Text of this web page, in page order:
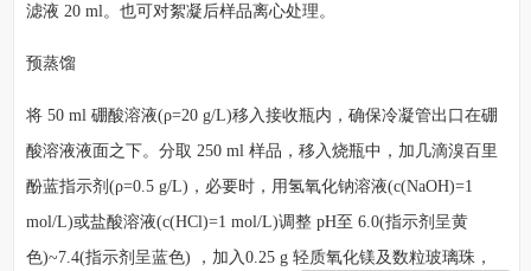
滤液 20 ml。也可对絮凝后样品离心处理。
预蒸馏
将 50 ml 硼酸溶液(ρ=20 g/L)移入接收瓶内，确保冷凝管出口在硼
酸溶液液面之下。分取 250 ml 样品，移入烧瓶中，加几滴溴百里
酚蓝指示剂(ρ=0.5 g/L)，必要时，用氢氧化钠溶液(c(NaOH)=1
mol/L)或盐酸溶液(c(HCl)=1 mol/L)调整 pH至 6.0(指示剂呈黄
色)~7.4(指示剂呈蓝色) ，加入0.25 g 轻质氧化镁及数粒玻璃珠，